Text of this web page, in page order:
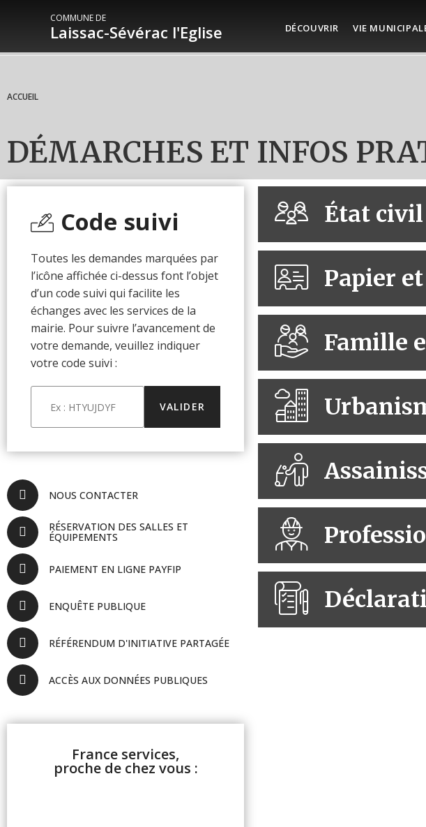
COMMUNE DE
Laissac-Sévérac l'Eglise DÉCOUVRIR VIE
ACCUEIL
DÉMARCHES ET INFOS
Code suivi
Toutes les demandes marquées par
l’icône affichée ci-dessus font l’objet
d’un code suivi qui facilite les
échanges avec les services de la
mairie. Pour suivre l’avancement de
votre demande, veuillez indiquer
votre code suivi :
NOUS CONTACTER
RÉSERVATION DES SALLES ET
ÉQUIPEMENTS
PAIEMENT EN LIGNE PAYFIP
ENQUÊTE PUBLIQUE
RÉFÉRENDUM D'INITIATIVE PARTAGÉE
ACCÈS AUX DONNÉES PUBLIQUES
France services,
proche de chez vous :
État civil
Papier
Famille